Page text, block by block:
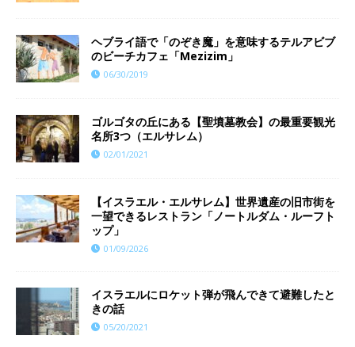
ヘブライ語で「のぞき魔」を意味するテルアビブ
のビーチカフェ「Mezizim」
06/30/2019
ゴルゴタの丘にある【聖墳墓教会】の最重要観光
名所3つ（エルサレム）
02/01/2021
【イスラエル・エルサレム】世界遺産の旧市街を
一望できるレストラン「ノートルダム・ルーフト
ップ」
01/09/2026
イスラエルにロケット弾が飛んできて避難したと
きの話
05/20/2021